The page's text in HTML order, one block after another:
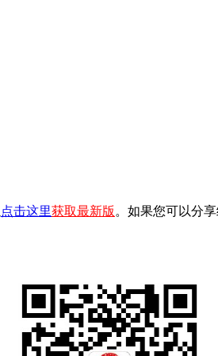
点击这里获取最新版 。如果您可以分